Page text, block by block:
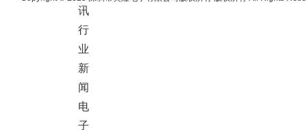
讯
行
业
新
闻
电
子